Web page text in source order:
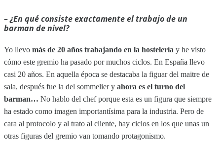
–¿En qué consiste exactamente el trabajo de un
barman de nivel?
Yo llevo más de 20 años trabajando en la hostelería y he visto
cómo este gremio ha pasado por muchos ciclos. En España llevo
casi 20 años. En aquella época se destacaba la figuar del maitre de
sala, después fue la del sommelier y ahora es el turno del
barman… No hablo del chef porque esta es un figura que siempre
ha estado como imagen importantísima para la industria. Pero de
cara al protocolo y al trato al cliente, hay ciclos en los que unas un
otras figuras del gremio van tomando protagonismo.